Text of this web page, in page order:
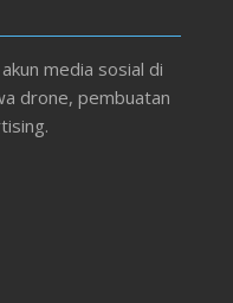
media sosial di
drone, pembuatan